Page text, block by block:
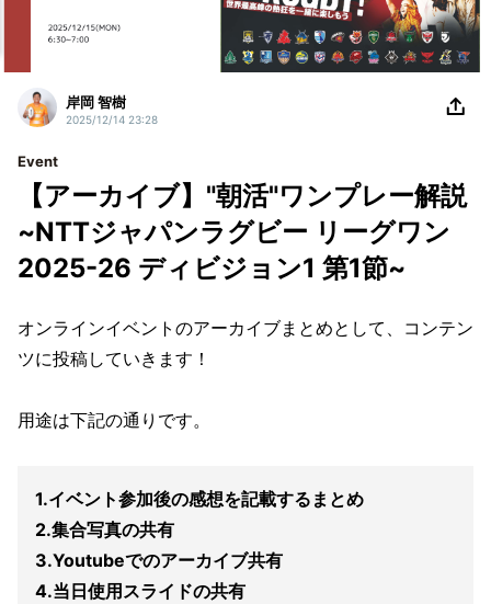
岸岡 智樹
2025/12/14 23:28
Event
【アーカイブ】"朝活"ワンプレー解説
~NTTジャパンラグビー リーグワン
2025-26 ディビジョン1 第1節~
オンラインイベントのアーカイブまとめとして、コンテン
ツに投稿していきます！
用途は下記の通りです。
1.イベント参加後の感想を記載するまとめ
2.集合写真の共有
3.Youtubeでのアーカイブ共有
4.当日使用スライドの共有